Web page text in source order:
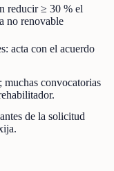
reducir ≥ 30 % el
no renovable
acta con el acuerdo
muchas convocatorias
de la solicitud